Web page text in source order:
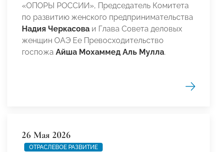
«ОПОРЫ РОССИИ», Председатель Комитета
по развитию женского предпринимательства
Надия Черкасова и Глава Совета деловых
женщин ОАЭ Ее Превосходительство
госпожа Айша Мохаммед Аль Мулла.
26 Мая 2026
ОТРАСЛЕВОЕ РАЗВИТИЕ